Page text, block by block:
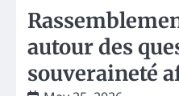
autour des
souveraineté